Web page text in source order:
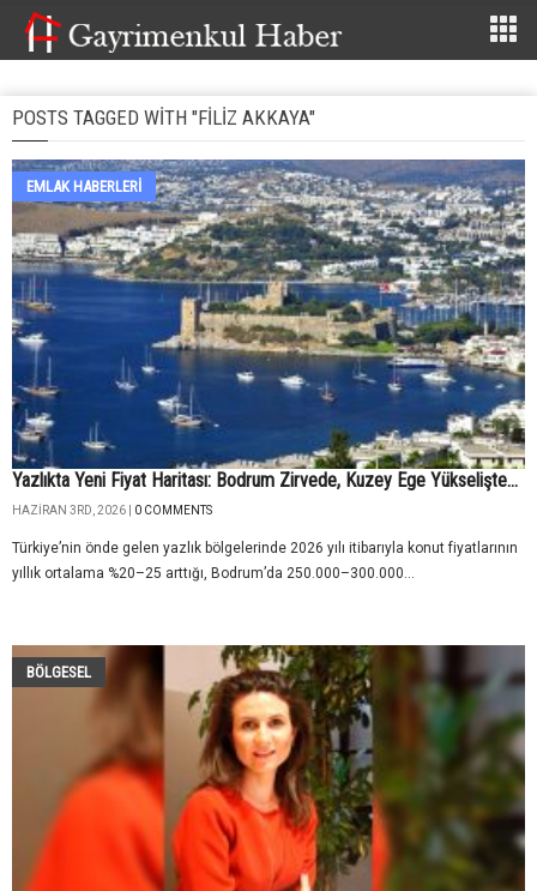
POSTS TAGGED WITH "FILIZ AKKAYA"
EMLAK HABERLERI
Yazlıkta Yeni Fiyat Haritası: Bodrum Zirvede, Kuzey Ege Yükselişte...
HAZIRAN 3RD, 2026 | 0 COMMENTS
Türkiye’nin önde gelen yazlık bölgelerinde 2026 yılı itibarıyla konut fiyatlarının
yıllık ortalama %20–25 arttığı, Bodrum’da 250.000–300.000...
BÖLGESEL